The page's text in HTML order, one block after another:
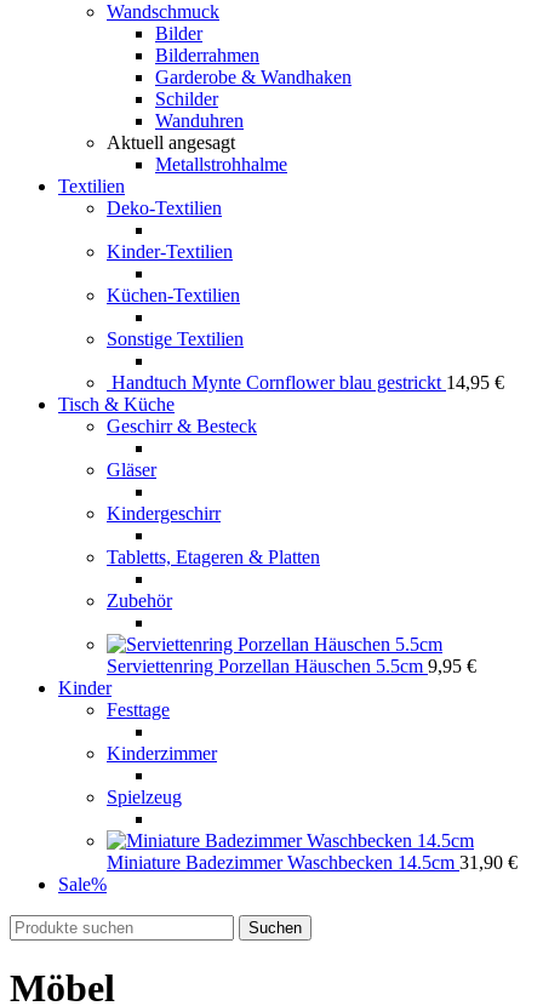
Wandschmuck
Bilder
Bilderrahmen
Garderobe & Wandhaken
Schilder
Wanduhren
Aktuell angesagt
Metallstrohhalme
Textilien
Deko-Textilien
Kinder-Textilien
Küchen-Textilien
Sonstige Textilien
Handtuch Mynte Cornflower blau gestrickt 14,95 €
Tisch & Küche
Geschirr & Besteck
Gläser
Kindergeschirr
Tabletts, Etageren & Platten
Zubehör
Serviettenring Porzellan Häuschen 5.5cm 9,95 €
Kinder
Festtage
Kinderzimmer
Spielzeug
Miniature Badezimmer Waschbecken 14.5cm 31,90 €
Sale%
Suchen
Möbel